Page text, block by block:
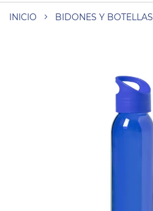
INICIO BIDONES Y BOTELLAS